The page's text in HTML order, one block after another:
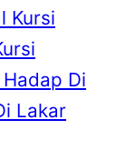
Kursi
Di
Lakar